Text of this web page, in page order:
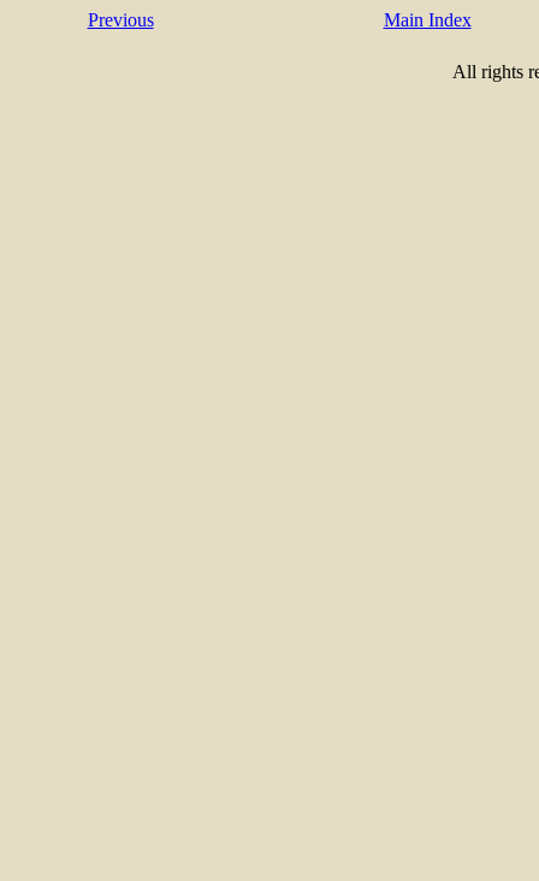
Previous Main Index
All rights